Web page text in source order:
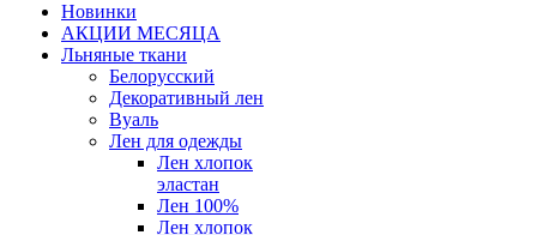
Новинки
АКЦИИ МЕСЯЦА
Льняные ткани
Белорусский
Декоративный лен
Вуаль
Лен для одежды
Лен хлопок
эластан
Лен 100%
Лен хлопок